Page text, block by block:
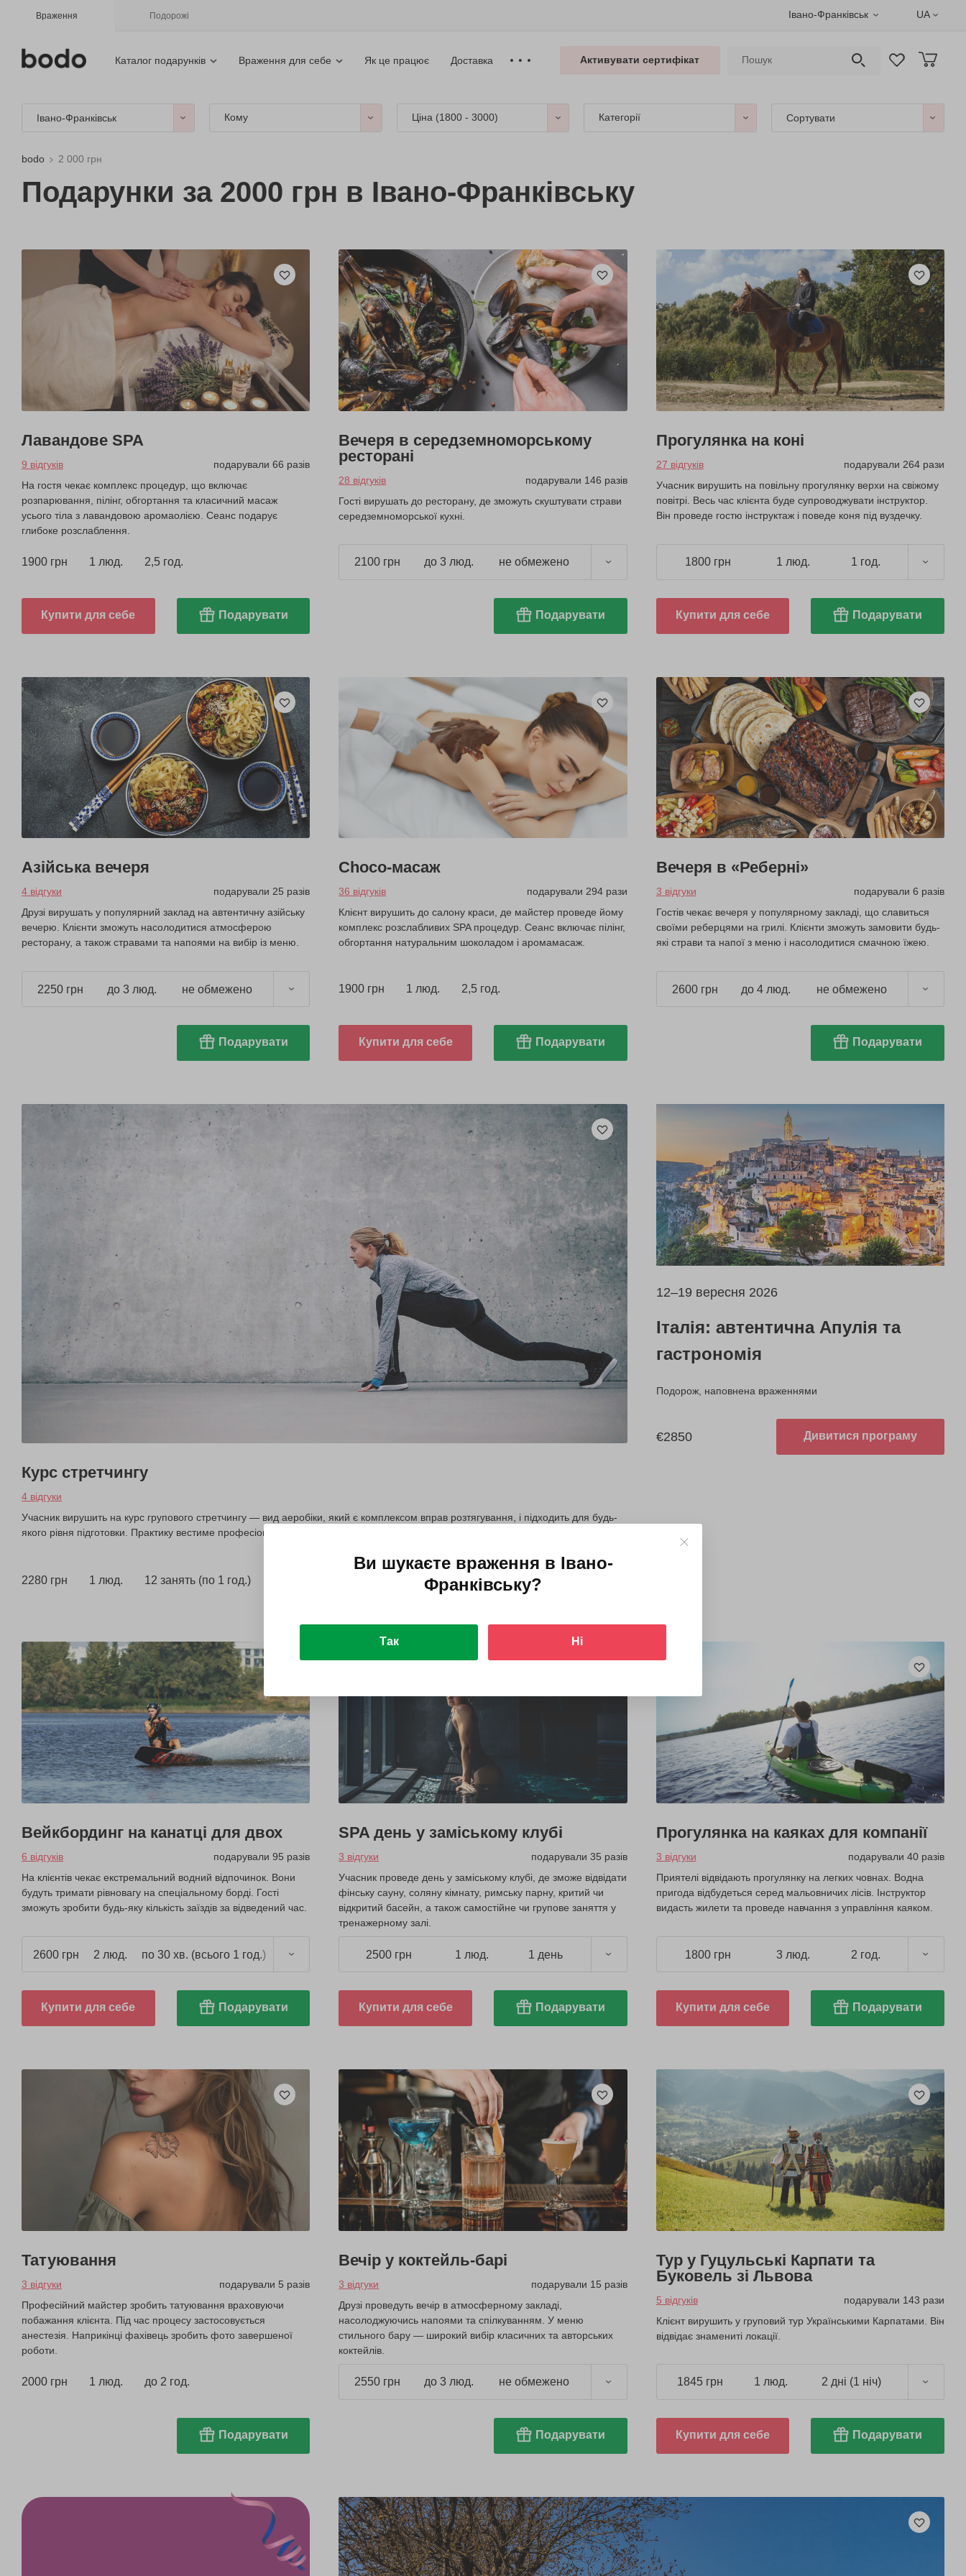
Враження Подорожі Івано-Франківськ UA
Каталог подарунків Враження для себе Як це працює Доставка Активувати сертифікат
Івано-Франківськ Кому Ціна (1800 - 3000) Категорії Сортувати
bodo 2 000 грн
Подарунки за 2000 грн в Івано-Франківську
Лавандове SPA
9 відгуків
подарували 66 разів
На гостя чекає комплекс процедур, що включає
розпарювання, пілінг, обгортання та класичний масаж
усього тіла з лавандовою аромаолією. Сеанс подарує
глибоке розслаблення.
1900 грн 1 люд. 2,5 год.
Купити для себе Подарувати
Вечеря в середземноморському
ресторані
28 відгуків
подарували 146 разів
Гості вирушать до ресторану, де зможуть скуштувати страви
середземноморської кухні.
2100 грн до 3 люд. не обмежено
Подарувати
Прогулянка на коні
27 відгуків
подарували 264 рази
Учасник вирушить на повільну прогулянку верхи на свіжому
повітрі. Весь час клієнта буде супроводжувати інструктор.
Він проведе гостю інструктаж і поведе коня під вуздечку.
1800 грн 1 люд. 1 год.
Купити для себе Подарувати
Азійська вечеря
4 відгуки
подарували 25 разів
Друзі вирушать у популярний заклад на автентичну азійську
вечерю. Клієнти зможуть насолодитися атмосферою
ресторану, а також стравами та напоями на вибір із меню.
2250 грн до 3 люд. не обмежено
Подарувати
Choco-масаж
36 відгуків
подарували 294 рази
Клієнт вирушить до салону краси, де майстер проведе йому
комплекс розслабливих SPA процедур. Сеанс включає пілінг,
обгортання натуральним шоколадом і аромамасаж.
1900 грн 1 люд. 2,5 год.
Купити для себе Подарувати
Вечеря в «Реберні»
3 відгуки
подарували 6 разів
Гостів чекає вечеря у популярному закладі, що славиться
своїми реберцями на грилі. Клієнти зможуть замовити будь-
які страви та напої з меню і насолодитися смачною їжею.
2600 грн до 4 люд. не обмежено
Подарувати
Курс стретчингу
4 відгуки
Учасник вирушить на курс групового стретчингу — вид аеробіки, який є комплексом вправ розтягування, і підходить для будь-
якого рівня підготовки. Практику вестиме професіонал.
2280 грн 1 люд. 12 занять (по 1 год.) Купити для себе Подарувати
12–19 вересня 2026
Італія: автентична Апулія та
гастрономія
Подорож, наповнена враженнями
€2850 Дивитися програму
Вейкбординг на канатці для двох
6 відгуків
подарували 95 разів
На клієнтів чекає екстремальний водний відпочинок. Вони
будуть тримати рівновагу на спеціальному борді. Гості
зможуть зробити будь-яку кількість заїздів за відведений час.
2600 грн 2 люд. по 30 хв. (всього 1 год.)
Купити для себе Подарувати
SPA день у заміському клубі
3 відгуки
подарували 35 разів
Учасник проведе день у заміському клубі, де зможе відвідати
фінську сауну, соляну кімнату, римську парну, критий чи
відкритий басейн, а також самостійне чи групове заняття у
тренажерному залі.
2500 грн 1 люд. 1 день
Купити для себе Подарувати
Прогулянка на каяках для компанії
3 відгуки
подарували 40 разів
Приятелі відвідають прогулянку на легких човнах. Водна
пригода відбудеться серед мальовничих лісів. Інструктор
видасть жилети та проведе навчання з управління каяком.
1800 грн 3 люд. 2 год.
Купити для себе Подарувати
Татуювання
3 відгуки
подарували 5 разів
Професійний майстер зробить татуювання враховуючи
побажання клієнта. Під час процесу застосовується
анестезія. Наприкінці фахівець зробить фото завершеної
роботи.
2000 грн 1 люд. до 2 год.
Подарувати
Вечір у коктейль-барі
3 відгуки
подарували 15 разів
Друзі проведуть вечір в атмосферному закладі,
насолоджуючись напоями та спілкуванням. У меню
стильного бару — широкий вибір класичних та авторських
коктейлів.
2550 грн до 3 люд. не обмежено
Подарувати
Тур у Гуцульські Карпати та
Буковель зі Львова
5 відгуків
подарували 143 рази
Клієнт вирушить у груповий тур Українськими Карпатами. Він
відвідає знамениті локації.
1845 грн 1 люд. 2 дні (1 ніч)
Купити для себе Подарувати
Ви шукаєте враження в Івано-
Франківську?
Так Ні